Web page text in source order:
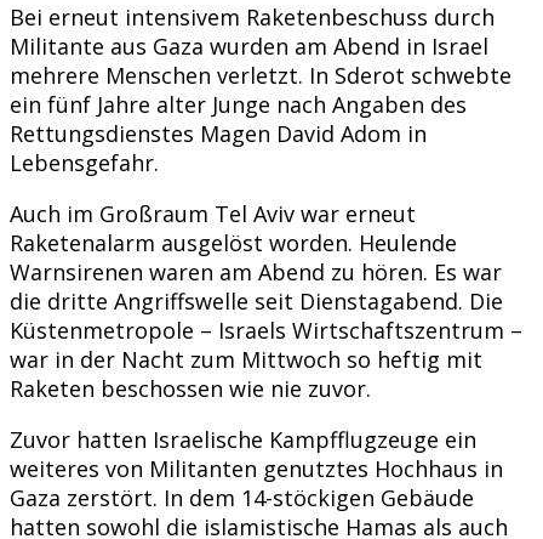
Bei erneut intensivem Raketenbeschuss durch
Militante aus Gaza wurden am Abend in Israel
mehrere Menschen verletzt. In Sderot schwebte
ein fünf Jahre alter Junge nach Angaben des
Rettungsdienstes Magen David Adom in
Lebensgefahr.
Auch im Großraum Tel Aviv war erneut
Raketenalarm ausgelöst worden. Heulende
Warnsirenen waren am Abend zu hören. Es war
die dritte Angriffswelle seit Dienstagabend. Die
Küstenmetropole – Israels Wirtschaftszentrum –
war in der Nacht zum Mittwoch so heftig mit
Raketen beschossen wie nie zuvor.
Zuvor hatten Israelische Kampfflugzeuge ein
weiteres von Militanten genutztes Hochhaus in
Gaza zerstört. In dem 14-stöckigen Gebäude
hatten sowohl die islamistische Hamas als auch